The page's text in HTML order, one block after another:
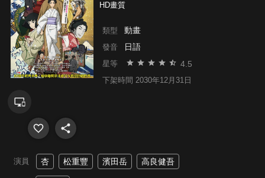
HD畫質
類型 動畫
發音 日語
星等 4.5
下架時間 2030年12月31日
演員 杏 松重豐 濱田岳 高良健吾